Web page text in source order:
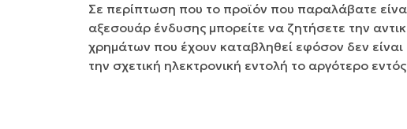
Σε περίπτωση που το προϊόν που παραλάβατε
αξεσουάρ ένδυσης μπορείτε να ζητήσετε την
χρημάτων που έχουν καταβληθεί εφόσον δεν
την σχετική ηλεκτρονική εντολή το αργότερο